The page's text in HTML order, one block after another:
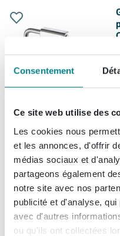
Consentement
Ce site web utilise des
Les cookies nous
et les annonces, d'offrir
médias sociaux et
partageons également
notre site avec nos
publicité et d'analyse,
avec d'autres
ou qu'ils ont collectées
Summer Sale